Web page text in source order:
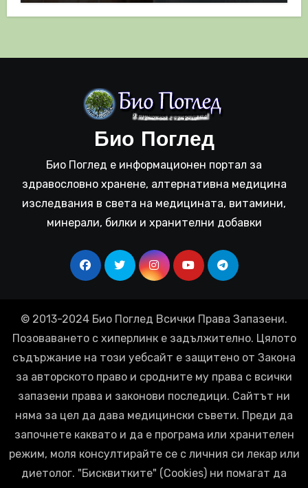
Био Поглед
Био Поглед е информационен портал за
здравословно хранене, алтернативна медицина
изследвания в света на медицината, витамини,
минерали, билки и хранителни добавки
© 2013-2024 Био Поглед Всички Права Запазени.
Позоваването с хиперлинк е задължително. Цялото
съдържание на този уебсайт е защитено от Закона
за авторското право и сродните му права с всички
запазени права и законови последици. Сайтът ни
няма за цел да дава медицински съвети. Преди да
започнете каквато и да е програма или хранителен
режим, моля консултирайте се с личния си лекар или
диетолог. "Бисквитките" (Cookies) ни помагат да